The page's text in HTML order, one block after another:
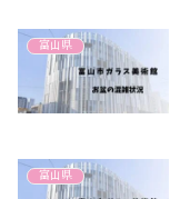
富山県
富山県